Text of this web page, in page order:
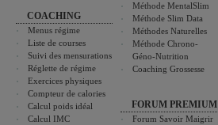
COACHING
Menus régime
Liste de courses
Suivi des mensurations
Réglette de régime
Exercices physiques
Compteur de calories
Calcul poids idéal
Calcul IMC
Méthode MentalSlim
Méthode Slim Data
Méthodes Naturelles
Méthode Chrono-
Géno-Nutrition
Coaching Grossesse
FORUM PREMIUM
Forum Savoir Maigrir